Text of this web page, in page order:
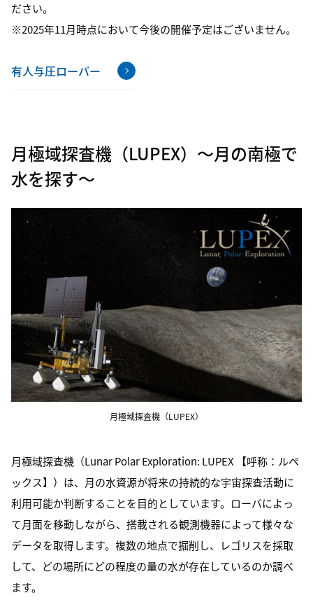
ださい。
※2025年11月時点において今後の開催予定はございません。
有人与圧ローバー
月極域探査機（LUPEX）〜月の南極で
水を探す〜
月極域探査機（Lunar Polar Exploration: LUPEX 【呼称：ルペ
ックス】）は、月の水資源が将来の持続的な宇宙探査活動に
利用可能か判断することを目的としています。ローバによっ
て月面を移動しながら、搭載される観測機器によって様々な
データを取得します。複数の地点で掘削し、レゴリスを採取
して、どの場所にどの程度の量の水が存在しているのか調べ
ます。
月極域探査機（LUPEX）